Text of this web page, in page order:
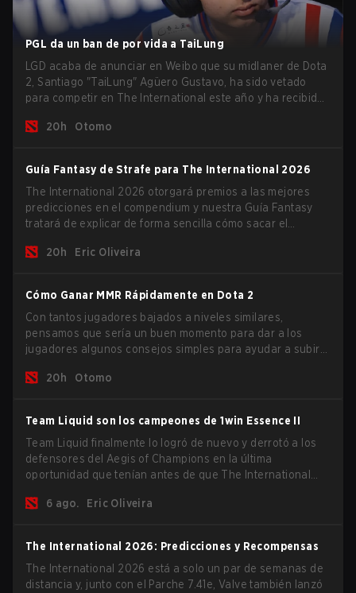
PGL da un ban de por vida a TaiLung
LGD acaba de anunciar en Weibo que su midlaner de Dota
2, Santiago "TaiLung" Agüero Gustavo, ha sido vetado
para competir en The International este año y ha recibido
20h
Otomo
Guía Fantasy de Strafe para The International 2026
The International 2026 otorgará premios a las mejores
predicciones en el compendium y nuestra Guía Fantasy
tratará de explicar de forma sencilla cómo sacar el
más altos.
20h Eric Oliveira
Cómo Ganar MMR Rápidamente en Dota 2
Con tantos jugadores bajados a niveles similares,
pensamos que sería un buen momento para dar a los
jugadores algunos consejos simples para ayudar a subir
20h
Otomo
Team Liquid son los campeones de 1win Essence II
Team Liquid finalmente lo logró de nuevo y derrotó a los
defensores del Aegis of Champions en la última
oportunidad que tenían antes de que The International
oportunidad de gloria eterna.
6 ago. Eric Oliveira
The International 2026: Predicciones y Recompensas
The International 2026 está a solo un par de semanas de
distancia y, junto con el Parche 7.41e, Valve también lanzó